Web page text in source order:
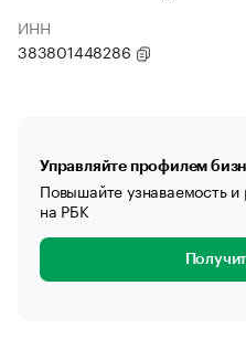
ИНН
383801448286
Управляйте профилем
Повышайте узнаваемость
на РБК